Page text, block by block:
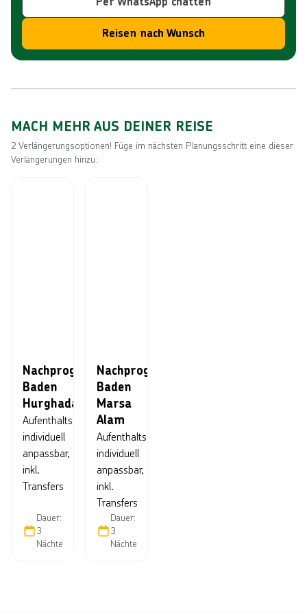
Reisen nach Wunsch
Reiseroute
MACH MEHR AUS DEINER REISE
2 Verlängerungsoptionen! Füge im nächsten Planungsschritt eine dieser
Verlängerungen hinzu:
Nachprogramm
Baden
Hurghada
Aufenthaltsdauer
individuell
anpassbar,
inkl.
Transfers
Dauer:
3
Nächte
Nachprogramm
Baden
Marsa
Alam
Aufenthaltsdauer
individuell
anpassbar,
inkl.
Transfers
Dauer:
3
Nächte